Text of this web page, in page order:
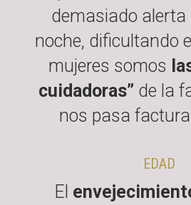
demasiado alerta
noche, dificultando
mujeres somos
cuidadoras” de la
nos pasa
EDAD
El